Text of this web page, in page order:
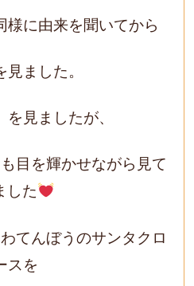
様に由来を聞いてから
見ました。
を見ましたが、
目を輝かせながら見て
した
てんぼうのサンタクロ
スを